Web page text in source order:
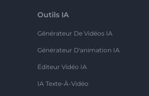
Outils IA
Générateur De Vidéos IA
Générateur D'animation IA
Éditeur Vidéo IA
IA Texte-À-Vidéo